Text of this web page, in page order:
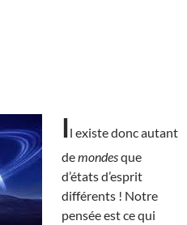
Il existe donc autant
demondesque
d’états d’esprit
différents ! Notre
pensée est ce qui